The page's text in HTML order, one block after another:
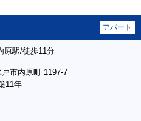
アパート
原駅/徒歩11分
市内原町 1197-7
11年